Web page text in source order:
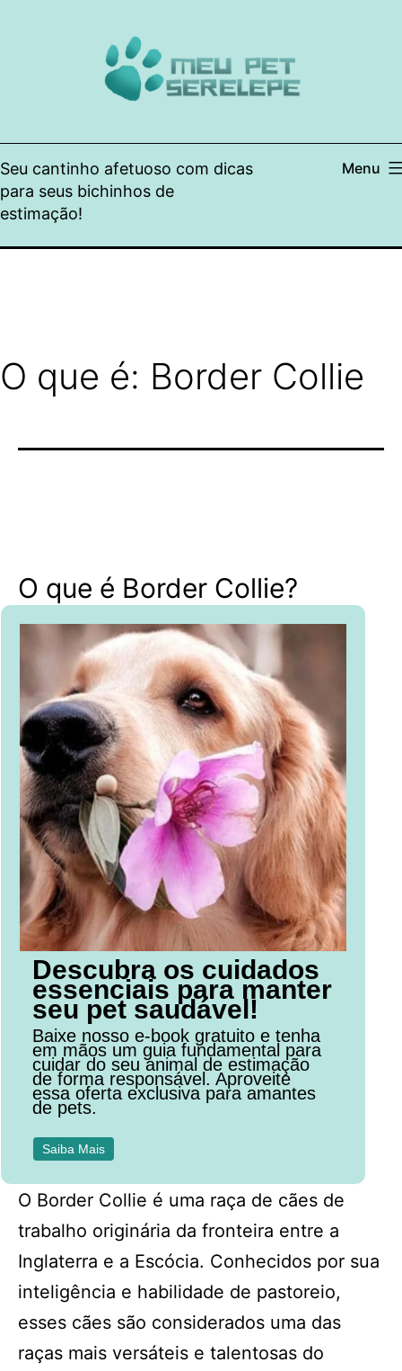
Seu cantinho afetuoso com dicas
para seus bichinhos de
estimação!
Menu
O que é: Border Collie
O que é Border Collie?
Descubra os cuidados
essenciais para manter
seu pet saudável!
Baixe nosso e-book gratuito e tenha
em mãos um guia fundamental para
cuidar do seu animal de estimação
de forma responsável. Aproveite
essa oferta exclusiva para amantes
de pets.
Saiba Mais
O Border Collie é uma raça de cães de
trabalho originária da fronteira entre a
Inglaterra e a Escócia. Conhecidos por sua
inteligência e habilidade de pastoreio,
esses cães são considerados uma das
raças mais versáteis e talentosas do